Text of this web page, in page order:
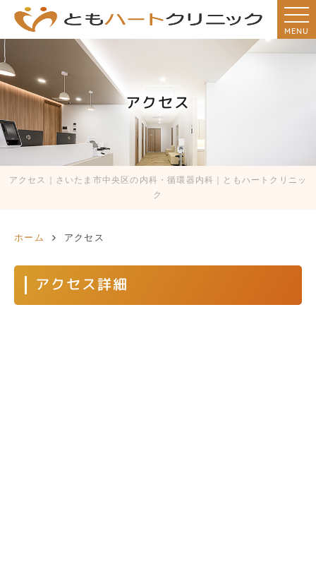
MENU
アクセス
アクセス｜さいたま市中央区の内科・循環器内科｜ともハートクリニッ
ク
ホーム アクセス
アクセス詳細